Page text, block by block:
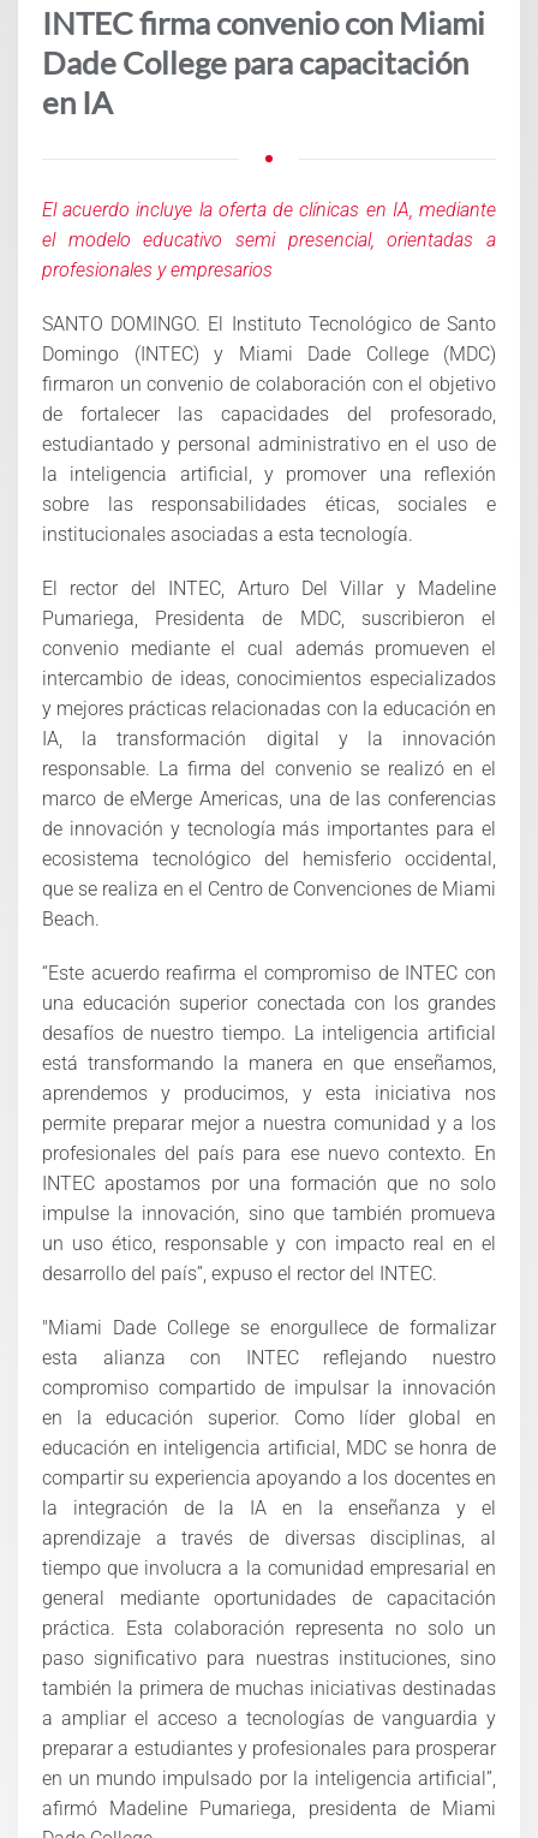
INTEC firma convenio con Miami
Dade College para capacitación
en IA
El acuerdo incluye la oferta de clínicas en IA, mediante
el modelo educativo semi presencial, orientadas a
profesionales y empresarios
SANTO DOMINGO. El Instituto Tecnológico de Santo
Domingo (INTEC) y Miami Dade College (MDC)
firmaron un convenio de colaboración con el objetivo
de fortalecer las capacidades del profesorado,
estudiantado y personal administrativo en el uso de
la inteligencia artificial, y promover una reflexión
sobre las responsabilidades éticas, sociales e
institucionales asociadas a esta tecnología.
El rector del INTEC, Arturo Del Villar y Madeline
Pumariega, Presidenta de MDC, suscribieron el
convenio mediante el cual además promueven el
intercambio de ideas, conocimientos especializados
y mejores prácticas relacionadas con la educación en
IA, la transformación digital y la innovación
responsable. La firma del convenio se realizó en el
marco de eMerge Americas, una de las conferencias
de innovación y tecnología más importantes para el
ecosistema tecnológico del hemisferio occidental,
que se realiza en el Centro de Convenciones de Miami
Beach.
“Este acuerdo reafirma el compromiso de INTEC con
una educación superior conectada con los grandes
desafíos de nuestro tiempo. La inteligencia artificial
está transformando la manera en que enseñamos,
aprendemos y producimos, y esta iniciativa nos
permite preparar mejor a nuestra comunidad y a los
profesionales del país para ese nuevo contexto. En
INTEC apostamos por una formación que no solo
impulse la innovación, sino que también promueva
un uso ético, responsable y con impacto real en el
desarrollo del país”, expuso el rector del INTEC.
"Miami Dade College se enorgullece de formalizar
esta alianza con INTEC reflejando nuestro
compromiso compartido de impulsar la innovación
en la educación superior. Como líder global en
educación en inteligencia artificial, MDC se honra de
compartir su experiencia apoyando a los docentes en
la integración de la IA en la enseñanza y el
aprendizaje a través de diversas disciplinas, al
tiempo que involucra a la comunidad empresarial en
general mediante oportunidades de capacitación
práctica. Esta colaboración representa no solo un
paso significativo para nuestras instituciones, sino
también la primera de muchas iniciativas destinadas
a ampliar el acceso a tecnologías de vanguardia y
preparar a estudiantes y profesionales para prosperar
en un mundo impulsado por la inteligencia artificial”,
afirmó Madeline Pumariega, presidenta de Miami